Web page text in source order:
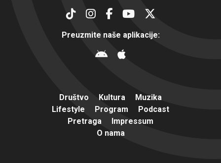
Preuzmite naše aplikacije:
Društvo Kultura
Muzika
Lifestyle
Program
Podcast
Pretraga
Impressum
O nama